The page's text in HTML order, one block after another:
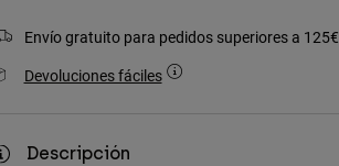
Envío gratuito para pedidos superiores a 125€
Devoluciones fáciles
Descripción